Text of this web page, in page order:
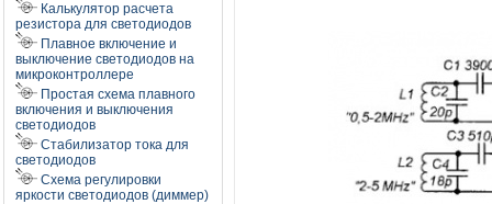
Калькулятор расчета
резистора для светодиодов
Плавное включение и
выключение светодиодов на
микроконтроллере
Простая схема плавного
включения и выключения
светодиодов
Стабилизатор тока для
светодиодов
Схема регулировки
яркости светодиодов (диммер)